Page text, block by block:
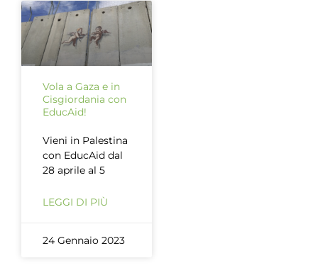
Vola a Gaza e in
Cisgiordania con
EducAid!
Vieni in Palestina
con EducAid dal
28 aprile al 5
LEGGI DI PIÙ
24 Gennaio 2023